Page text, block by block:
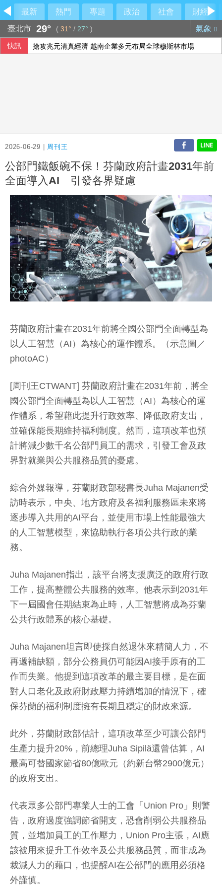
最新 熱門 專題 政治 社會
財經
臺北市 29° ( 31° / 27° ) 氣象
快訊 搶攻兆元清真經濟 越南企業多元布局全球穆斯林市場
2026-06-29 | 周刊王
公部門鐵飯碗不保！芬蘭政府計畫2031年前
全面導入AI 引發各界疑慮
芬蘭政府計畫在2031年前將全國公部門全面轉型為
以人工智慧（AI）為核心的運作體系。（示意圖／
photoAC）
[周刊王CTWANT] 芬蘭政府計畫在2031年前，將全
國公部門全面轉型為以人工智慧（AI）為核心的運
作體系，希望藉此提升行政效率、降低政府支出，
並確保能長期維持福利制度。然而，這項改革也預
計將減少數千名公部門員工的需求，引發工會及政
界對就業與公共服務品質的憂慮。
綜合外媒報導，芬蘭財政部秘書長Juha Majanen受
訪時表示，中央、地方政府及各福利服務區未來將
逐步導入共用的AI平台，並使用市場上性能最強大
的人工智慧模型，來協助執行各項公共行政的業
務。
Juha Majanen指出，該平台將支援廣泛的政府行政
工作，提高整體公共服務的效率。他表示到2031年
下一屆國會任期結束為止時，人工智慧將成為芬蘭
公共行政體系的核心基礎。
Juha Majanen坦言即使採自然退休來精簡人力，不
再遞補缺額，部分公務員仍可能因AI接手原有的工
作而失業。他提到這項改革的最主要目標，是在面
對人口老化及政府財政壓力持續增加的情況下，確
保芬蘭的福利制度擁有長期且穩定的財政來源。
此外，芬蘭財政部估計，這項改革至少可讓公部門
生產力提升20%，前總理Juha Sipilä還曾估算，AI
最高可替國家節省80億歐元（約新台幣2900億元）
的政府支出。
代表眾多公部門專業人士的工會「Union Pro」則警
告，政府過度強調節省開支，恐會削弱公共服務品
質，並增加員工的工作壓力，Union Pro主張，AI應
該被用來提升工作效率及公共服務品質，而非成為
裁減人力的藉口，也提醒AI在公部門的應用必須格
外謹慎。